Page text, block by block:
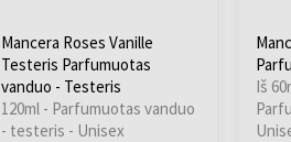
Mancera Roses Vanille
Testeris Parfumuotas
vanduo - Testeris
120ml - Parfumuotas vanduo
- testeris - Unisex
Iš